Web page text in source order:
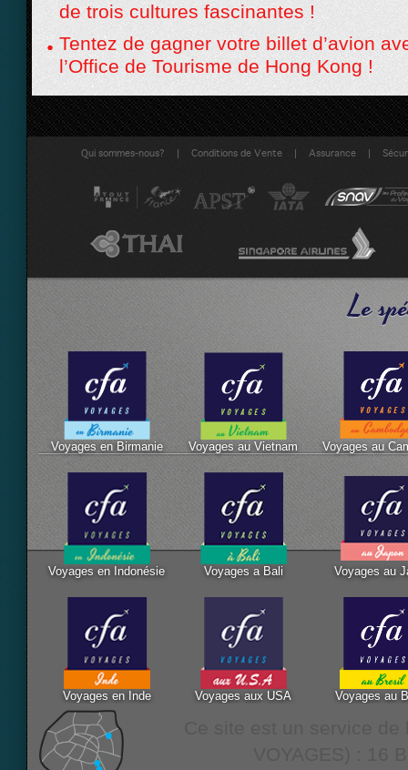
de trois cultures fascinantes !
Tentez de gagner votre billet d’avion
l’Office de Tourisme de Hong Kong !
Qui sommes-nous? | Conditions de Vente | Assurance |
Le
Voyages en Birmanie Voyages au Vietnam Voyages au
Voyages en Indonésie Voyages a Bali Voyages au
Voyages en Inde Voyages aux USA Voyages au